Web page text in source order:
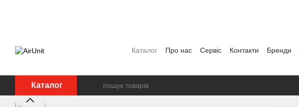
Каталог Про нас Сервіс Контакти Бренди
Каталог